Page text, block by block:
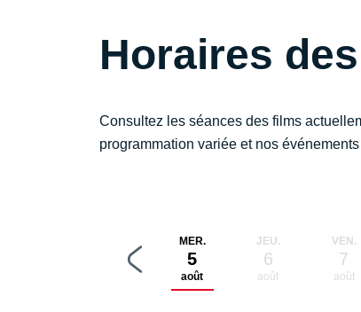
Horaires
Consultez les séances des films
programmation variée et nos
MER.
5
août
JEU.
6
août
VEN.
7
août